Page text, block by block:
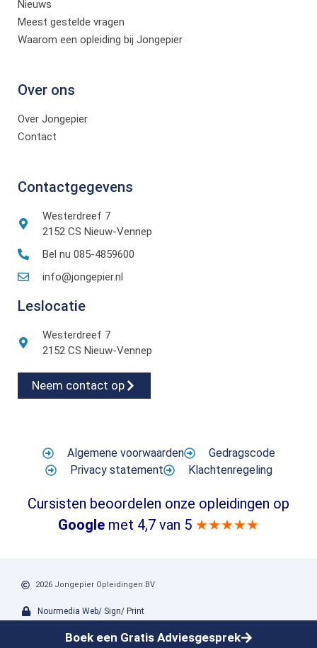
Boek een Gratis Adviesgesprek
Nieuws
Meest gestelde vragen
Waarom een opleiding bij Jongepier
Over ons
Over Jongepier
Contact
Contactgegevens
Westerdreef 7
2152 CS Nieuw-Vennep
Bel nu 085-4859600
info@jongepier.nl
Leslocatie
Westerdreef 7
2152 CS Nieuw-Vennep
Neem contact op
Algemene voorwaarden
Gedragscode
Privacy statement
Klachtenregeling
Cursisten beoordelen onze opleidingen op
Google met 4,7 van 5 ★★★★★
2026 Jongepier Opleidingen BV
Nourmedia Web/ Sign/ Print
Jongepier Opleidingen